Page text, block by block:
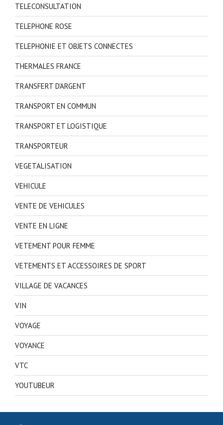
TELECONSULTATION
TELEPHONE ROSE
TELEPHONIE ET OBJETS CONNECTES
THERMALES FRANCE
TRANSFERT D'ARGENT
TRANSPORT EN COMMUN
TRANSPORT ET LOGISTIQUE
TRANSPORTEUR
VEGETALISATION
VEHICULE
VENTE DE VEHICULES
VENTE EN LIGNE
VETEMENT POUR FEMME
VETEMENTS ET ACCESSOIRES DE SPORT
VILLAGE DE VACANCES
VIN
VOYAGE
VOYANCE
VTC
YOUTUBEUR